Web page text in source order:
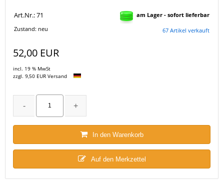
Art.Nr.: 71
Zustand: neu
am Lager - sofort lieferbar
67 Artikel verkauft
52,00 EUR
incl. 19 % MwSt
zzgl. 9,50 EUR Versand
In den Warenkorb
Auf den Merkzettel